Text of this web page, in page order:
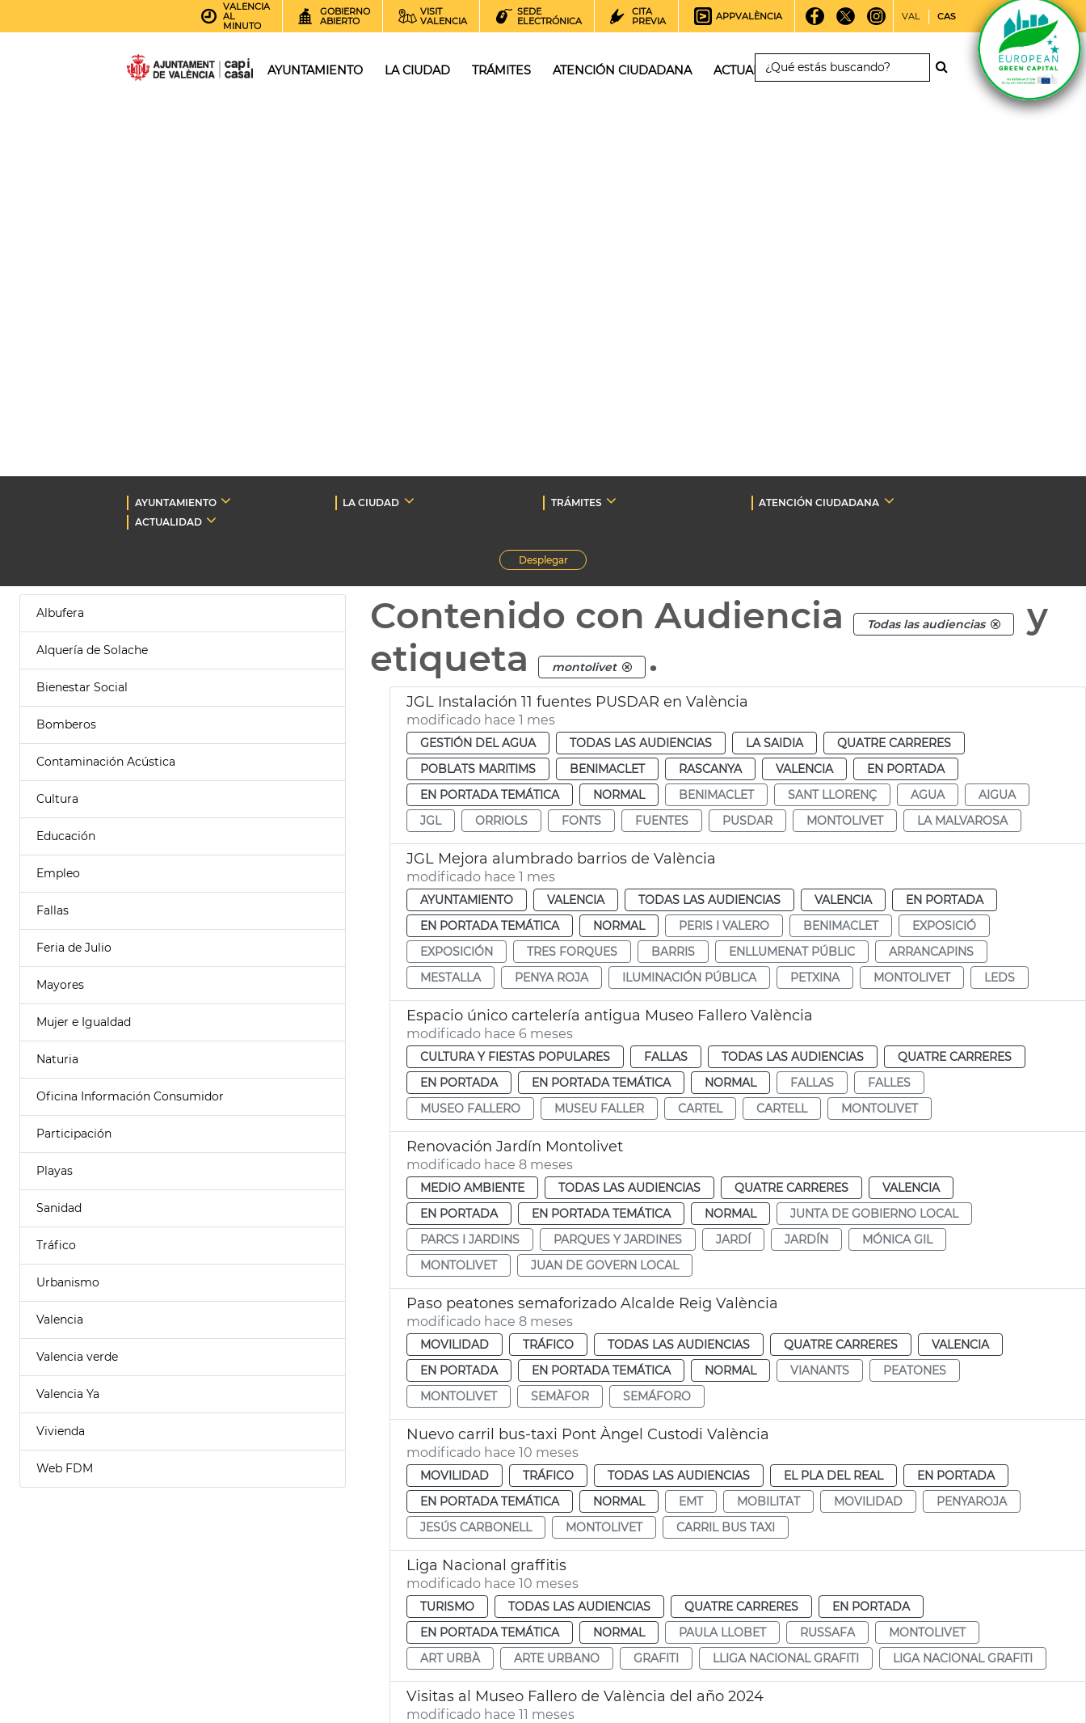
VALENCIA
AL
MINUTO
GOBIERNO
ABIERTO
VISIT
VALENCIA
SEDE
ELECTRÓNICA
CITA
PREVIA
APPVALÈNCIA VAL CAS
AYUNTAMIENTO LA CIUDAD TRÁMITES ATENCIÓN CIUDADANA ACTUALIDAD
AYUNTAMIENTO LA CIUDAD TRÁMITES
ATENCIÓN CIUDADANA
ACTUALIDAD
Desplegar
Albufera
Alquería de Solache
Bienestar Social
Bomberos
Contaminación Acústica
Cultura
Educación
Empleo
Fallas
Feria de Julio
Mayores
Mujer e Igualdad
Naturia
Oficina Información Consumidor
Participación
Playas
Sanidad
Tráfico
Urbanismo
Valencia
Valencia verde
Valencia Ya
Vivienda
Web FDM
Contenido con Audiencia Todas las audiencias
y
etiqueta
montolivet .
JGL Instalación 11 fuentes PUSDAR en València
modificado hace 1 mes
GESTIÓN DEL AGUA TODAS LAS AUDIENCIAS LA SAIDIA
QUATRE CARRERES
POBLATS MARITIMS
BENIMACLET RASCANYA VALENCIA
EN PORTADA
EN PORTADA TEMÁTICA
NORMAL BENIMACLET SANT LLORENÇ AGUA
AIGUA
JGL
ORRIOLS FONTS FUENTES PUSDAR MONTOLIVET LA MALVAROSA
JGL Mejora alumbrado barrios de València
modificado hace 1 mes
AYUNTAMIENTO VALENCIA TODAS LAS AUDIENCIAS VALENCIA
EN PORTADA
EN PORTADA TEMÁTICA
NORMAL PERIS I VALERO BENIMACLET
EXPOSICIÓ
EXPOSICIÓN
TRES FORQUES BARRIS ENLLUMENAT PÚBLIC
ARRANCAPINS
MESTALLA
PENYA ROJA ILUMINACIÓN PÚBLICA PETXINA MONTOLIVET LEDS
Espacio único cartelería antigua Museo Fallero València
modificado hace 6 meses
CULTURA Y FIESTAS POPULARES FALLAS TODAS LAS AUDIENCIAS
QUATRE CARRERES
EN PORTADA
EN PORTADA TEMÁTICA NORMAL FALLAS
FALLES
MUSEO FALLERO
MUSEU FALLER CARTEL CARTELL MONTOLIVET
Renovación Jardín Montolivet
modificado hace 8 meses
MEDIO AMBIENTE TODAS LAS AUDIENCIAS QUATRE CARRERES
VALENCIA
EN PORTADA
EN PORTADA TEMÁTICA NORMAL
JUNTA DE GOBIERNO LOCAL
PARCS I JARDINS
PARQUES Y JARDINES JARDÍ JARDÍN
MÓNICA GIL
MONTOLIVET
JUAN DE GOVERN LOCAL
Paso peatones semaforizado Alcalde Reig València
modificado hace 8 meses
MOVILIDAD TRÁFICO TODAS LAS AUDIENCIAS QUATRE CARRERES
VALENCIA
EN PORTADA
EN PORTADA TEMÁTICA NORMAL VIANANTS
PEATONES
MONTOLIVET
SEMÀFOR SEMÁFORO
Nuevo carril bus-taxi Pont Àngel Custodi València
modificado hace 10 meses
MOVILIDAD TRÁFICO TODAS LAS AUDIENCIAS EL PLA DEL REAL
EN PORTADA
EN PORTADA TEMÁTICA
NORMAL EMT MOBILITAT MOVILIDAD
PENYAROJA
JESÚS CARBONELL
MONTOLIVET CARRIL BUS TAXI
Liga Nacional graffitis
modificado hace 10 meses
TURISMO TODAS LAS AUDIENCIAS QUATRE CARRERES
EN PORTADA
EN PORTADA TEMÁTICA
NORMAL PAULA LLOBET RUSSAFA
MONTOLIVET
ART URBÀ
ARTE URBANO GRAFITI LLIGA NACIONAL GRAFITI LIGA NACIONAL GRAFITI
Visitas al Museo Fallero de València del año 2024
modificado hace 11 meses